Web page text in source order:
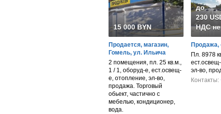
15 000 BYN
Продается, магазин,
Гомель, ул. Ильича
2 помещения, пл. 25 кв.м.,
1 / 1, оборуд-е, ест.освещ-
е, отопление, эл-во,
продажа. Торговый
обьект, частично с
мебелью, кондиционер,
вода.
до
230
НДС
Продажа,
Пл. 8978
эл-во,
Контакты: